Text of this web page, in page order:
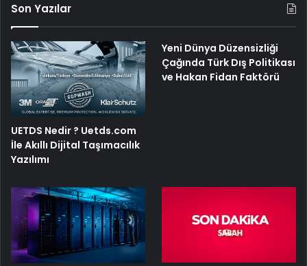
Son Yazılar
UETDS Nedir ? Uetds.com
İle Akıllı Dijital Taşımacılık
Yazılımı
Yeni Dünya Düzensizliği
Çağında Türk Dış Politikası
ve Hakan Fidan Faktörü